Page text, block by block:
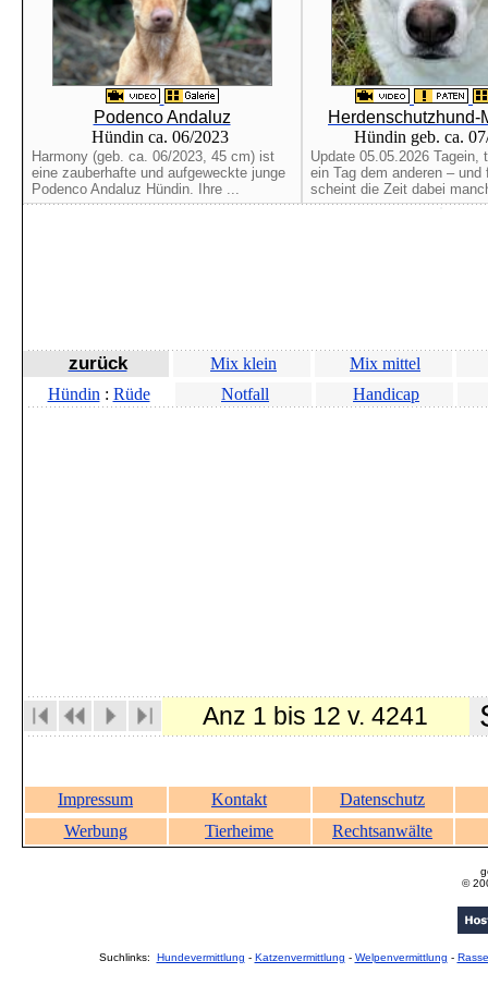
Podenco Andaluz
Hündin ca. 06/2023
Harmony (geb. ca. 06/2023, 45 cm) ist
eine zauberhafte und aufgeweckte junge
Podenco Andaluz Hündin. Ihre ...
Herdenschutzhund-
Hündin geb. ca.
Update 05.05.2026 Tagein,
ein Tag dem anderen – und
scheint die Zeit dabei
zurück Mix klein
Mix mittel
Hündin : Rüde Notfall Handicap
Anz 1 bis 12 v. 4241
Impressum Kontakt
Datenschutz
Werbung
Tierheime Rechtsanwälte
©
Suchlinks: Hundevermittlung - Katzenvermittlung - Welpenvermittlung -